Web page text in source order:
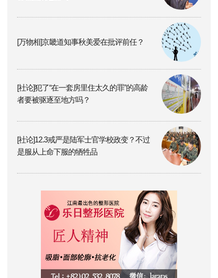
[万物相]京畿道知事秋美爱在批评前任？
[社论]犯了“在一套房里住太久的罪”的高龄
者要被驱逐至地方吗？
[社论]12.3戒严是陆军士官学校政变？不过
是服从上命下服的牺牲品